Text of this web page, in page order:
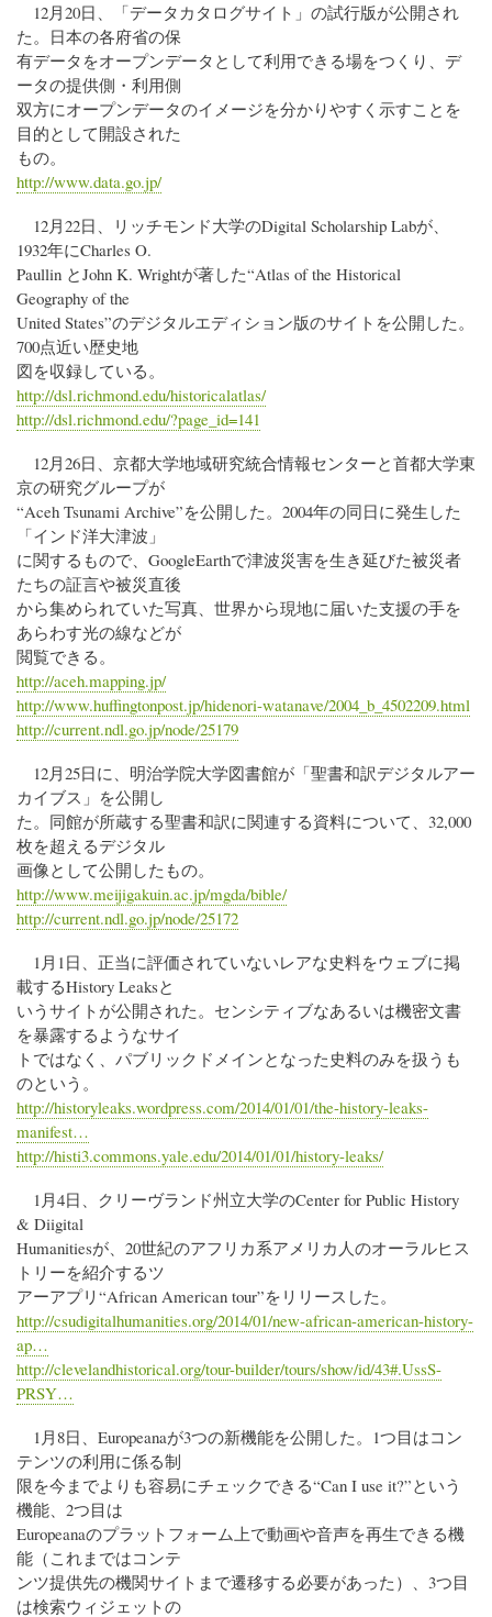
12月20日、「データカタログサイト」の試行版が公開され
た。日本の各府省の保
有データをオープンデータとして利用できる場をつくり、デ
ータの提供側・利用側
双方にオープンデータのイメージを分かりやすく示すことを
目的として開設された
もの。
http://www.data.go.jp/
12月22日、リッチモンド大学のDigital Scholarship Labが、
1932年にCharles O.
Paullin とJohn K. Wrightが著した“Atlas of the Historical
Geography of the
United States”のデジタルエディション版のサイトを公開した。
700点近い歴史地
図を収録している。
http://dsl.richmond.edu/historicalatlas/
http://dsl.richmond.edu/?page_id=141
12月26日、京都大学地域研究統合情報センターと首都大学東
京の研究グループが
“Aceh Tsunami Archive”を公開した。2004年の同日に発生した
「インド洋大津波」
に関するもので、GoogleEarthで津波災害を生き延びた被災者
たちの証言や被災直後
から集められていた写真、世界から現地に届いた支援の手を
あらわす光の線などが
閲覧できる。
http://aceh.mapping.jp/
http://www.huffingtonpost.jp/hidenori-watanave/2004_b_4502209.html
http://current.ndl.go.jp/node/25179
12月25日に、明治学院大学図書館が「聖書和訳デジタルアー
カイブス」を公開し
た。同館が所蔵する聖書和訳に関連する資料について、32,000
枚を超えるデジタル
画像として公開したもの。
http://www.meijigakuin.ac.jp/mgda/bible/
http://current.ndl.go.jp/node/25172
1月1日、正当に評価されていないレアな史料をウェブに掲
載するHistory Leaksと
いうサイトが公開された。センシティブなあるいは機密文書
を暴露するようなサイ
トではなく、パブリックドメインとなった史料のみを扱うも
のという。
http://historyleaks.wordpress.com/2014/01/01/the-history-leaks-
manifest…
http://histi3.commons.yale.edu/2014/01/01/history-leaks/
1月4日、クリーヴランド州立大学のCenter for Public History
& Diigital
Humanitiesが、20世紀のアフリカ系アメリカ人のオーラルヒス
トリーを紹介するツ
アーアプリ“African American tour”をリリースした。
http://csudigitalhumanities.org/2014/01/new-african-american-history-
ap…
http://clevelandhistorical.org/tour-builder/tours/show/id/43#.UssS-
PRSY…
1月8日、Europeanaが3つの新機能を公開した。1つ目はコン
テンツの利用に係る制
限を今までよりも容易にチェックできる“Can I use it?”という
機能、2つ目は
Europeanaのプラットフォーム上で動画や音声を再生できる機
能（これまではコンテ
ンツ提供先の機関サイトまで遷移する必要があった）、3つ目
は検索ウィジェットの